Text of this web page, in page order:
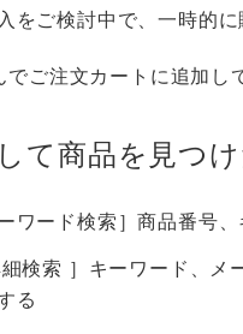
をご検討中で、一時的に
でご注文カートに追加し
て商品を見つ
ワード検索］商品番号
検索 ］キーワード、メ
る